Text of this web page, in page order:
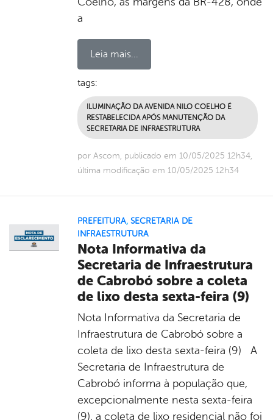
a
Leia mais...
tags:
ILUMINAÇÃO DA AVENIDA NILO COELHO É
RESTABELECIDA APÓS MANUTENÇÃO DA
SECRETARIA DE INFRAESTRUTURA
por Ascom, publicado em 10/05/2025 12h34,
última modificação em 10/05/2025 12h34
PREFEITURA, SECRETARIA DE
INFRAESTRUTURA
Nota Informativa da
Secretaria de Infraestrutura
de Cabrobó sobre a coleta
de lixo desta sexta-feira (9)
Nota Informativa da Secretaria de
Infraestrutura de Cabrobó sobre a
coleta de lixo desta sexta-feira (9) A
Secretaria de Infraestrutura de
Cabrobó informa à população que,
excepcionalmente nesta sexta-feira
(9), a coleta de lixo residencial não foi